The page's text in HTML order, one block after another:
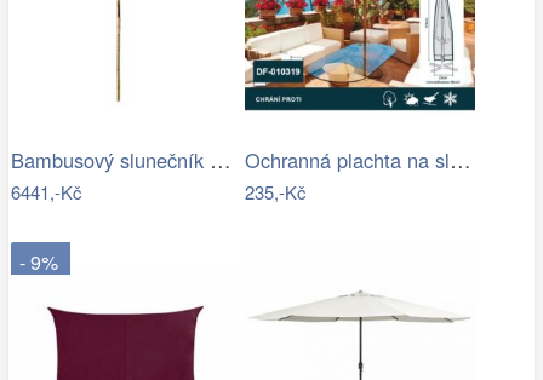
Bambusový slunečník se střechou z listů…
6441,-Kč
Ochranná plachta na slunečník 200-300 cm
235,-Kč
- 9%